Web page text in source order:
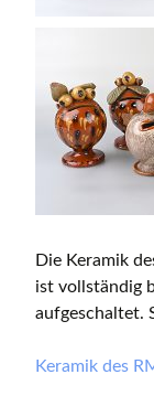
Die Keramik
ist vollständig
aufgeschaltet.
Keramik des